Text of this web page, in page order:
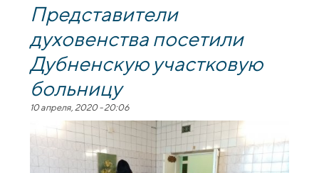
Представители
духовенства посетили
Дубненскую участковую
больницу
10 апреля, 2020 - 20:06